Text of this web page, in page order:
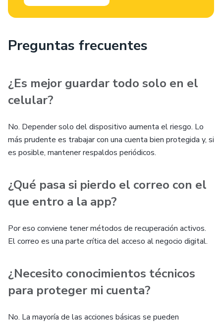
Preguntas frecuentes
¿Es mejor guardar todo solo en el
celular?
No. Depender solo del dispositivo aumenta el riesgo. Lo
más prudente es trabajar con una cuenta bien protegida y, si
es posible, mantener respaldos periódicos.
¿Qué pasa si pierdo el correo con el
que entro a la app?
Por eso conviene tener métodos de recuperación activos.
El correo es una parte crítica del acceso al negocio digital.
¿Necesito conocimientos técnicos
para proteger mi cuenta?
No. La mayoría de las acciones básicas se pueden